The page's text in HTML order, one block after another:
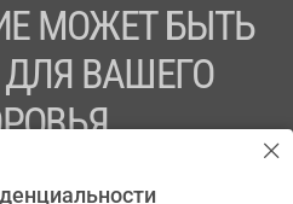
МОЖЕТ БЫТЬ
ВАШЕГО
ПРЕПАРАТА